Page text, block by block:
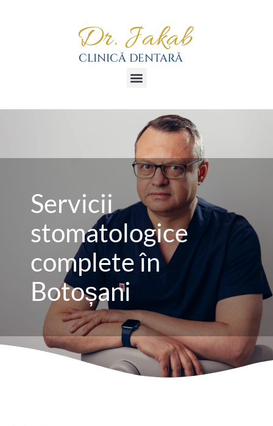
Servicii
stomatologice
complete în
Botoșani